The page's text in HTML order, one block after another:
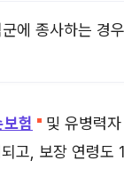
에 종사하는 경
험
및 유병력
고, 보장 연령도